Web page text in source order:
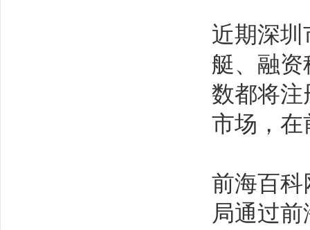
近期深
艇、融资
数都将注
市场，在
前海百科
局通过